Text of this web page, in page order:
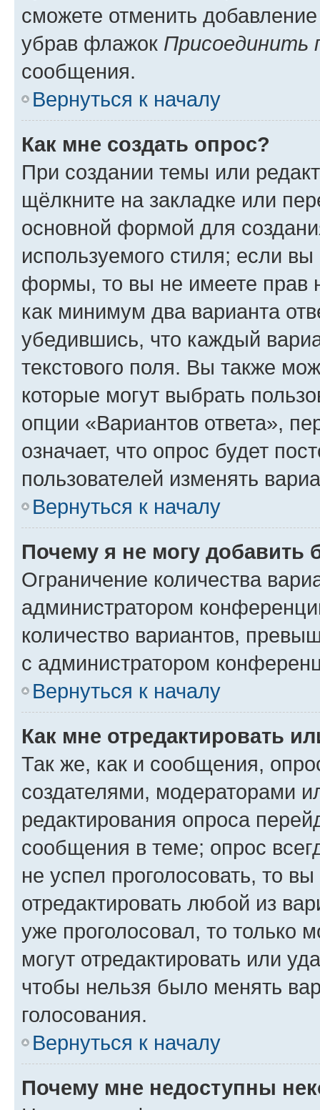
сможете отменить
убрав флажок Присоединить
сообщения.
Вернуться к началу
Как мне создать опрос?
При создании темы или
щёлкните на закладке или
основной формой для
используемого стиля; если
формы, то вы не имеете прав
как минимум два варианта
убедившись, что каждый
текстового поля. Вы также
которые могут выбрать
опции «Вариантов ответа»,
означает, что опрос будет
пользователей изменять
Вернуться к началу
Почему я не могу добавить
Ограничение количества
администратором
количество вариантов,
с администратором
Вернуться к началу
Как мне отредактировать
Так же, как и сообщения,
создателями, модераторами
редактирования опроса
сообщения в теме; опрос
не успел проголосовать, то
отредактировать любой из
уже проголосовал, то только
могут отредактировать или
чтобы нельзя было менять
голосования.
Вернуться к началу
Почему мне недоступны